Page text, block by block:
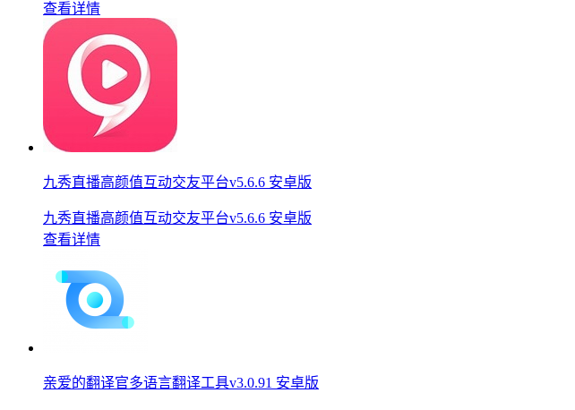
查看详情
九秀直播高颜值互动交友平台v5.6.6 安卓版
九秀直播高颜值互动交友平台v5.6.6 安卓版
查看详情
亲爱的翻译官多语言翻译工具v3.0.91 安卓版